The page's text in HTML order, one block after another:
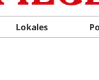
Lokales